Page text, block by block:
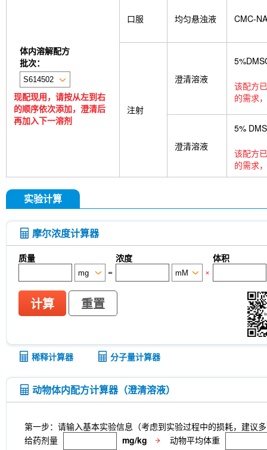
体内溶解配方
批次：
现配现用，请按从左到右
的顺序依次添加，澄清后
再加入下一溶剂
口服 均匀悬浊液 CMC-NA
注射
澄清溶液
该配方
的需求
澄清溶液
5%
该配方
的需求
实验计算
摩尔浓度计算器
质量 浓度
体积
=
×
计算 重置
稀释计算器 分子量计算器
动物体内配方计算器（澄清溶液）
第一步：请输入基本实验信息（考虑到实验过程中的损耗，建议
给药剂量
mg/kg 动物平均体重